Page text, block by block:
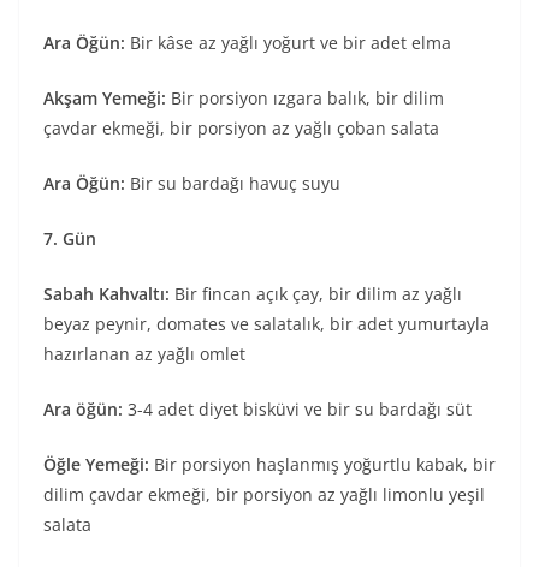
Ara Öğün: Bir kâse az yağlı yoğurt ve bir adet elma
Akşam Yemeği: Bir porsiyon ızgara balık, bir dilim
çavdar ekmeği, bir porsiyon az yağlı çoban salata
Ara Öğün: Bir su bardağı havuç suyu
7. Gün
Sabah Kahvaltı: Bir fincan açık çay, bir dilim az yağlı
beyaz peynir, domates ve salatalık, bir adet yumurtayla
hazırlanan az yağlı omlet
Ara öğün: 3-4 adet diyet bisküvi ve bir su bardağı süt
Öğle Yemeği: Bir porsiyon haşlanmış yoğurtlu kabak, bir
dilim çavdar ekmeği, bir porsiyon az yağlı limonlu yeşil
salata